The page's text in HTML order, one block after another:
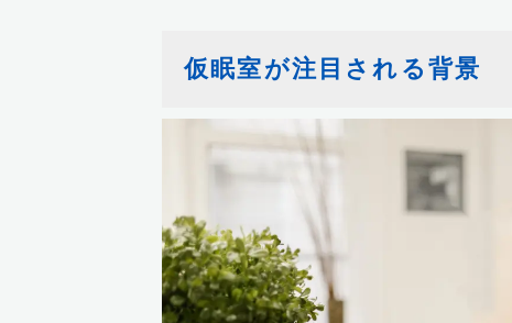
仮眠室が注目される背景